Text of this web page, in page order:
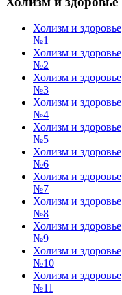
Холизм и здоровье
№1
Холизм и здоровье
№2
Холизм и здоровье
№3
Холизм и здоровье
№4
Холизм и здоровье
№5
Холизм и здоровье
№6
Холизм и здоровье
№7
Холизм и здоровье
№8
Холизм и здоровье
№9
Холизм и здоровье
№10
Холизм и здоровье
№11